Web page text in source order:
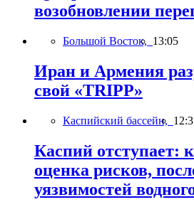
возобновлении
Большой Восток, 13:05
Иран и Армения
свой «TRIPP»
Каспийский бассейн,
Каспий отступает:
оценка рисков,
уязвимостей